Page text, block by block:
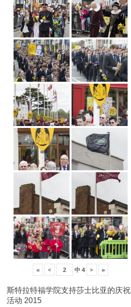
« < 中 4 > »
斯特拉特福学院支持莎士比亚的庆祝
活动 2015